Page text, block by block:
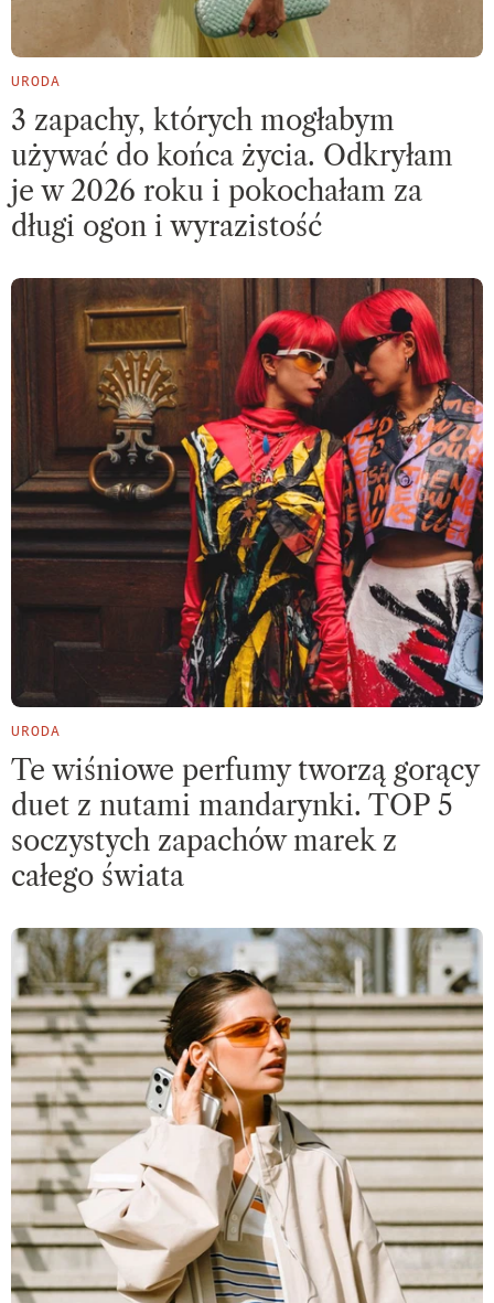
URODA
3 zapachy, których mogłabym
używać do końca życia. Odkryłam
je w 2026 roku i pokochałam za
długi ogon i wyrazistość
URODA
Te wiśniowe perfumy tworzą gorący
duet z nutami mandarynki. TOP 5
soczystych zapachów marek z
całego świata